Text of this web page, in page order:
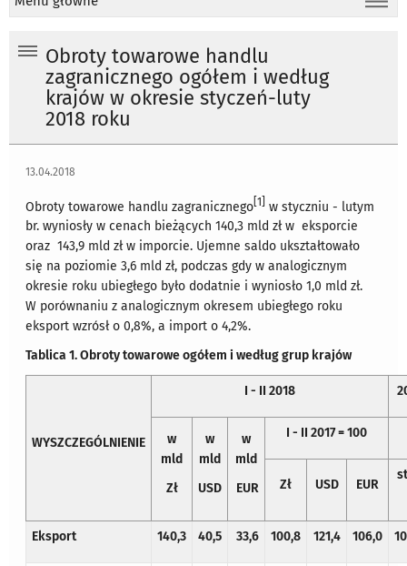
Obroty towarowe handlu
zagranicznego ogółem i według
krajów w okresie styczeń-luty
2018 roku
13.04.2018
Obroty towarowe handlu zagranicznego [1]
w styczniu - lutym
br. wyniosły w cenach bieżących 140,3 mld zł w eksporcie
oraz 143,9 mld zł w imporcie. Ujemne saldo ukształtowało
się na poziomie 3,6 mld zł, podczas gdy w analogicznym
okresie roku ubiegłego było dodatnie i wyniosło 1,0 mld zł.
W porównaniu z analogicznym okresem ubiegłego roku
eksport wzrósł o 0,8%, a import o 4,2%.
Tablica 1. Obroty towarowe ogółem i według grup krajów
WYSZCZEGÓLNIENIE
I - II 2018
w
mld
Zł
w
mld
USD
w
mld
EUR
I - II 2017 = 100
Zł USD EUR
Eksport 140,3 40,5 33,6 100,8 121,4 106,0